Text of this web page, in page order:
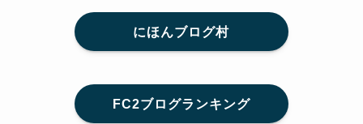
にほんブログ村
FC2ブログランキング